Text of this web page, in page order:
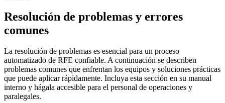
Resolución de problemas y errores
comunes
La resolución de problemas es esencial para un proceso
automatizado de RFE confiable. A continuación se describen
problemas comunes que enfrentan los equipos y soluciones prácticas
que puede aplicar rápidamente. Incluya esta sección en su manual
interno y hágala accesible para el personal de operaciones y
paralegales.